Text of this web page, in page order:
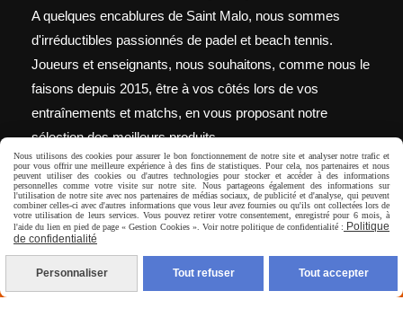
A quelques encablures de Saint Malo, nous sommes
d'irréductibles passionnés de padel et beach tennis.
Joueurs et enseignants, nous souhaitons, comme nous le
faisons depuis 2015, être à vos côtés lors de vos
entraînements et matchs, en vous proposant notre
sélection des meilleurs produits.
Facebook est désactivé. Autoriser
Mentions Légales Conditions générales de vente
Politique de
Nous utilisons des cookies pour assurer le bon fonctionnement de notre site et analyser notre trafic et
pour vous offrir une meilleure expérience à des fins de statistiques. Pour cela, nos partenaires et nous
peuvent utiliser des cookies ou d'autres technologies pour stocker et accéder à des informations
personnelles comme votre visite sur notre site. Nous partageons également des informations sur
l'utilisation de notre site avec nos partenaires de médias sociaux, de publicité et d'analyse, qui peuvent
combiner celles-ci avec d'autres informations que vous leur avez fournies ou qu'ils ont collectées lors de
votre utilisation de leurs services. Vous pouvez retirer votre consentement, enregistré pour 6 mois, à
l'aide du lien en pied de page « Gestion Cookies ». Voir notre politique de confidentialité : Politique
de confidentialité
Personnaliser Tout refuser Tout accepter